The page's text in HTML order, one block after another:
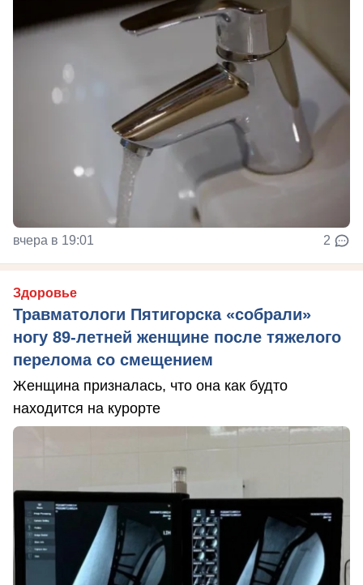
вчера в 19:01 2
Здоровье
Травматологи Пятигорска «собрали»
ногу 89-летней женщине после тяжелого
перелома со смещением
Женщина призналась, что она как будто
находится на курорте